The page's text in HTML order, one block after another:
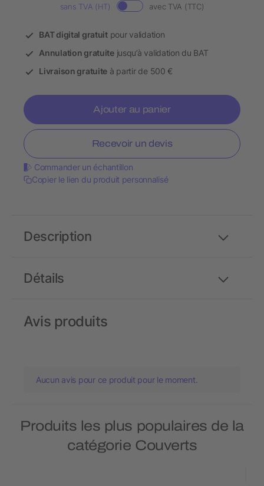
sans TVA (HT) avec TVA (TTC)
BAT digital gratuitpour validation
Annulation gratuitejusqu’à validation du BAT
Livraison gratuite à partir de 500 €
Ajouter au panier
Recevoir un devis
Commander un échantillon
Copier le lien du produit personnalisé
Détails
Description
Avis produits
Aucun avis pour ce produit pour le moment.
Produits les plus populaires de la
catégorie Couverts